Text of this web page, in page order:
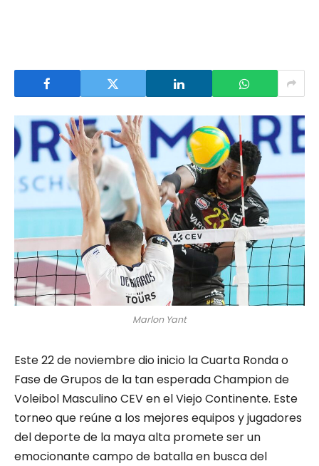
Marlon Yant
Este 22 de noviembre dio inicio la Cuarta Ronda o
Fase de Grupos de la tan esperada Champion de
Voleibol Masculino CEV en el Viejo Continente. Este
torneo que reúne a los mejores equipos y jugadores
del deporte de la maya alta promete ser un
emocionante campo de batalla en busca del